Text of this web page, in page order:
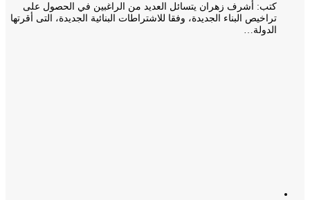
كتب: أشرف زهران يتسائل العديد من الراغبين في الحصول على
تراخيص البناء الجديدة، وفقا للاشتراطات البنائية الجديدة، التى أقرتها
الدولة…